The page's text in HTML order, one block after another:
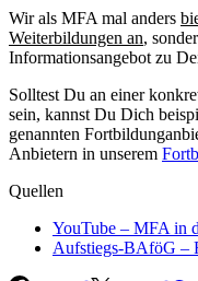
Wir als MFA mal anders
Weiterbildungen an,
Informationsangebot zu
Solltest Du an einer
sein, kannst Du Dich
genannten
Anbietern in unserem
Quellen
YouTube – MFA in
Aufstiegs-BAföG –